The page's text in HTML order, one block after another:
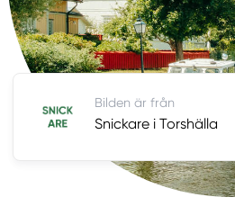
Bilden är från
Snickare i Torshälla